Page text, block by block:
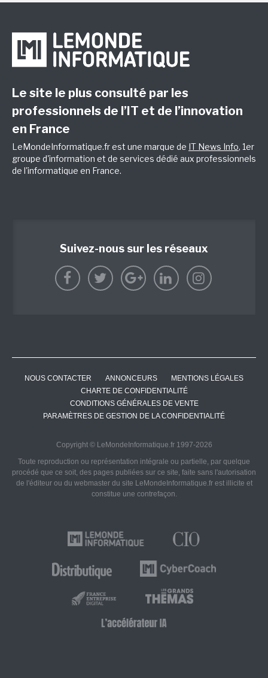
Le site le plus consulté par les
professionnels de l’IT et de l’innovation
en France
LeMondeInformatique.fr est une marque de IT News Info, 1er
groupe d'information et de services dédié aux professionnels
de l'informatique en France.
Suivez-nous sur les réseaux
NOUS CONTACTER ANNONCEURS
MENTIONS LÉGALES
CHARTE DE CONFIDENTIALITÉ
CONDITIONS GÉNÉRALES DE VENTE
PARAMÈTRES DE GESTION DE LA CONFIDENTIALITÉ
Copyright © LeMondeInformatique.fr 1997-2026
Toute reproduction ou représentation intégrale ou partielle, par quelque
procédé que ce soit, des pages publiées sur ce site, faite sans l'autorisation
de l'éditeur ou du webmaster du site LeMondeInformatique.fr est illicite et
constitue une contrefaçon.